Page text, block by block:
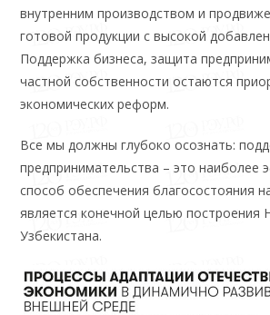
внутренним производством и
готовой продукции с высокой
Поддержка бизнеса, защита
частной собственности остаются
экономических реформ.
Все мы должны глубоко осознать:
предпринимательства – это наиболее
способ обеспечения благосостояния
является конечной целью построения
Узбекистана.